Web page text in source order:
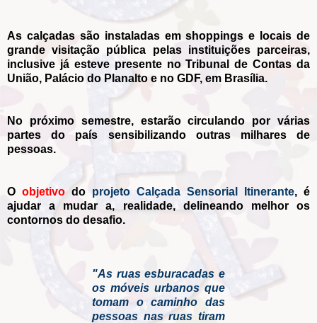
As calçadas são instaladas em shoppings e locais de
grande visitação pública pelas instituições parceiras,
inclusive já esteve presente no Tribunal de Contas da
União, Palácio do Planalto e no GDF, em Brasília.
No próximo semestre, estarão circulando por várias
partes do país sensibilizando outras milhares de
pessoas.
O objetivo do projeto Calçada Sensorial Itinerante, é
ajudar a mudar a, realidade, delineando melhor os
contornos do desafio.
"As ruas esburacadas e
os móveis urbanos que
tomam o caminho das
pessoas nas ruas tiram